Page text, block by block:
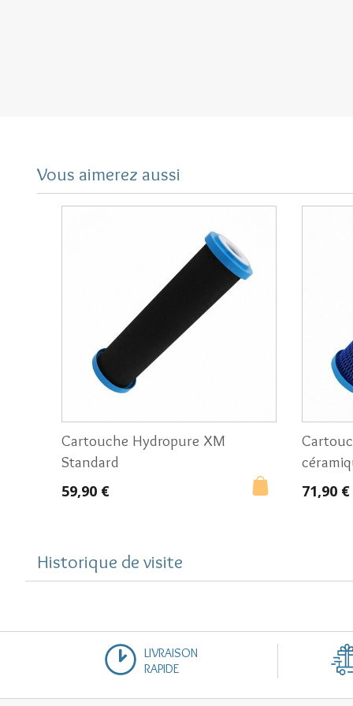
Vous aimerez aussi
Cartouche Hydropure XM
Standard
59,90 €
71,90 €
Historique de visite
LIVRAISON
RAPIDE